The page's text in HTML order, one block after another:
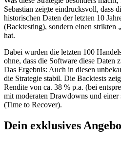
Sebastian zeigte eindrucksvoll, dass
historischen Daten der letzten 10
(Backtesting), sondern einen strikten
hat.
Dabei wurden die letzten 100
ohne, dass die Software diese Daten
Das Ergebnis: Auch in diesen
die Strategie stabil. Die Backtests
Rendite von ca. 38 % p.a. (bei
mit moderaten Drawdowns und einer
(Time to Recover).
Dein exklusives